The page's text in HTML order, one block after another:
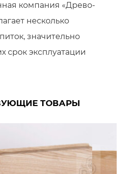
компания «Древо-
несколько
значительно
срок эксплуатации
ТОВАРЫ